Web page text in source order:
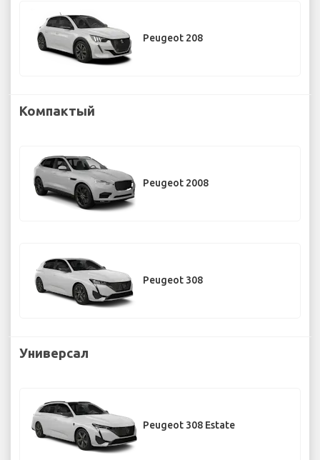
Peugeot 208
Компактый
Peugeot 2008
Peugeot 308
Универсал
Peugeot 308 Estate